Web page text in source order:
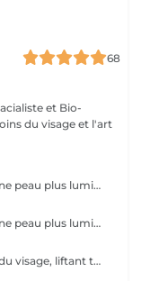
68
et Bio-
du visage et l'art
Massage liftant japonais du visage pour une peau plus lumineuse et repulpée, sublimée par l'utilisation d'ustensiles comme le gua-sha, le ridoki, ou encore les ventouses etc...dans le seul but d'optimiser les résultats. Un gommage ou un masque sous LED (en fonction de vos besoins) boosteront les effets du soin pour un visage rayonnant! Les bienfaits du kobido sont appréciables dès la première séance. Les muscles faciaux pétris en profondeur, se tonifient, les cernes et les rides s'amenuisent, l'ovale du visage se raffermit, soulignant des angles plus harmonieux. La peau régénérée apparaît comme défroissée, retapissée. Un drainage en dernière phase contribue à éliminer les toxines et à assainir la peau. Un véritable effet tenseur est ressenti à l'issue du soin pour des traits rehaussés à souhait. L'éventuelle brume de fatigue s'évapore pour faire place à un joli grain de peau qui respire la santé. Le teint s'illumine, un coup de jeune bluffant s'affiche sur une mine radieuse. !!! Pour un résultat plus durable, ce soin est conseillé en cure !!! Demandez conseil à votre esthéticienne.
Massage liftant japonais du visage pour une peau plus lumineuse et repulpée, personnalisé en fonction de vos besoins grâce à l'utilisation d'ustensiles comme le gua-sha, le ridoki, ou encore les ventouses etc... Les bienfaits du kobido sont appréciables dès la première séance. Les muscles faciaux pétris en profondeur, se tonifient, les cernes et les rides s'amenuisent, l'ovale du visage se raffermit, soulignant des angles plus harmonieux. La peau regénérée apparaît comme défroissée, retapissée. Un drainage en dernière phase contribue à éliminer les toxines et à assainir la peau. Un véritable effet tenseur! !!! Pour un résultat plus durable, ce soin est conseillé en cure !!! Demandez conseil à votre esthéticienne.
Plus de 30 minutes de massage japonais du visage, liftant tonifiant et repulpant = une vraie gymnastique faciale pour une peau plus lumineuse et une diminution des rides. Les bienfaits du kobido sont appréciables dès la première séance. Les muscles faciaux pétris en profondeur, se tonifient, les cernes et les rides s'amenuisent, l'ovale du visage se raffermit, soulignant des angles plus harmonieux. La peau régénerée apparaît comme défroissée, retapissée. Un véritable effet tenseur! !!! Pour un résultat plus durable, ce soin est conseillé en cure !!! Demandez conseil à votre esthéticienne.